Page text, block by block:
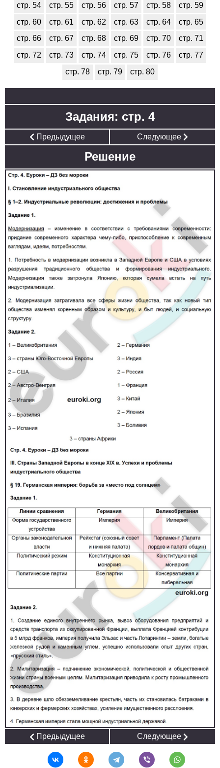
стр. 54
стр. 55 стр. 56 стр. 57 стр. 58
стр. 59
стр. 60
стр. 61 стр. 62 стр. 63 стр. 64
стр. 65
стр. 66
стр. 67 стр. 68 стр. 69 стр. 70
стр. 71
стр. 72
стр. 73 стр. 74 стр. 75 стр. 76
стр. 77
стр. 78
стр. 79 стр. 80
Задания: стр. 4
Предыдущее Следующее
Решение
Предыдущее Следующее